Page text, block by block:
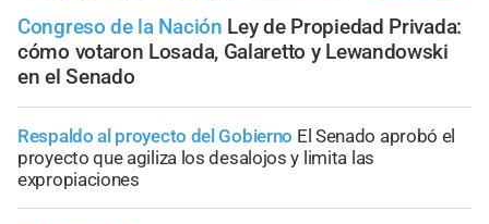
Congreso de la Nación Ley de Propiedad Privada:
cómo votaron Losada, Galaretto y Lewandowski
en el Senado
Respaldo al proyecto del Gobierno El Senado aprobó el
proyecto que agiliza los desalojos y limita las
expropiaciones